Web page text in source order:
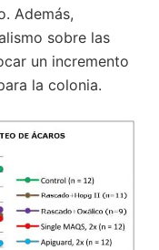
Además,
sobre las
un incremento
la colonia.